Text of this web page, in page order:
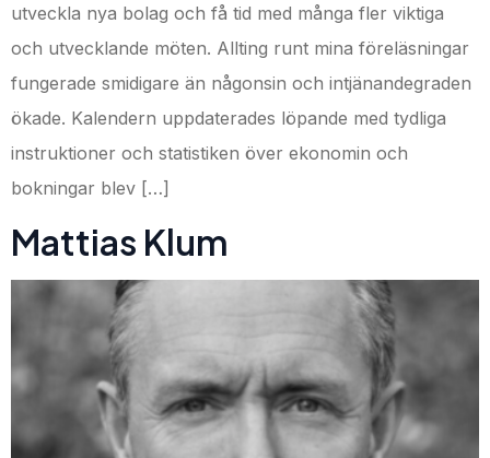
utveckla nya bolag och få tid med många fler viktiga
och utvecklande möten. Allting runt mina föreläsningar
fungerade smidigare än någonsin och intjänandegraden
ökade. Kalendern uppdaterades löpande med tydliga
instruktioner och statistiken över ekonomin och
bokningar blev […]
Mattias Klum